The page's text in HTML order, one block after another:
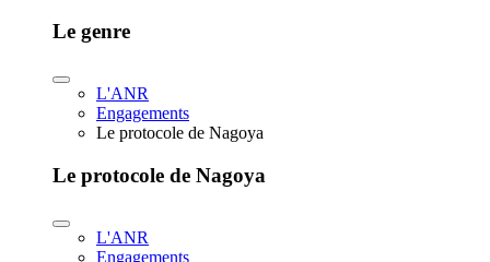
Le genre
L'ANR
Engagements
Le protocole de Nagoya
Le protocole de Nagoya
L'ANR
Engagements